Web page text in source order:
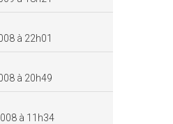
à 22h01
à 20h49
à 11h34